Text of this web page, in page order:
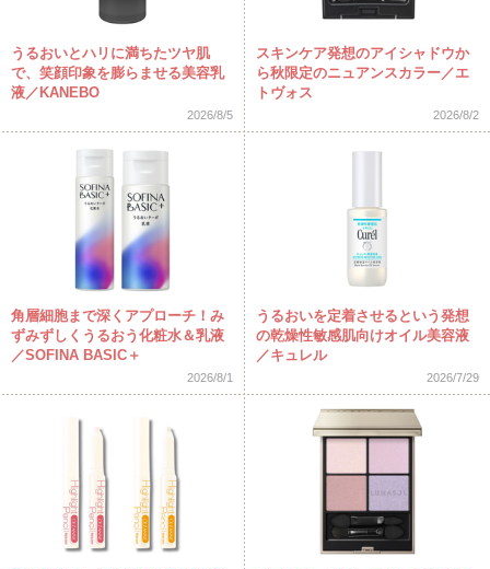
うるおいとハリに満ちたツヤ肌
で、笑顔印象を膨らませる美容乳
液／KANEBO
2026/8/5
スキンケア発想のアイシャドウか
ら秋限定のニュアンスカラー／エ
トヴォス
2026/8/2
角層細胞まで深くアプローチ！み
ずみずしくうるおう化粧水＆乳液
／SOFINA BASIC＋
2026/8/1
うるおいを定着させるという発想
の乾燥性敏感肌向けオイル美容液
／キュレル
2026/7/29